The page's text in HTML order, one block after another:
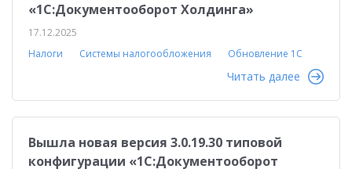
«1С:Документооборот Холдинга»
17.12.2025
Налоги
Системы налогообложения Обновление 1С
Читать далее
Вышла новая версия 3.0.19.30 типовой
конфигурации «1С:Документооборот